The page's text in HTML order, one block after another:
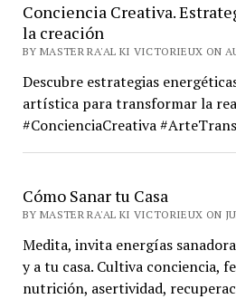
Conciencia Creativa.
la creación
BY MASTER RA'AL KI VICTORIEUX ON
Descubre estrategias
artística para transformar la
#ConcienciaCreativa
Cómo Sanar tu Casa
BY MASTER RA'AL KI VICTORIEUX ON
Medita, invita energías
y a tu casa. Cultiva conciencia,
nutrición, asertividad,